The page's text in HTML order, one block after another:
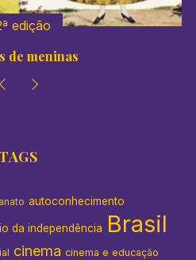
edição
de meninas
TAGS
autoconhecimento
da independência Brasil
cinema cinema e educação